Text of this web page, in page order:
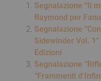
Segnalazione “Il
Raymond per
Segnalazione
Sidewinder Vol.
Edizioni
Segnalazione
“Frammenti